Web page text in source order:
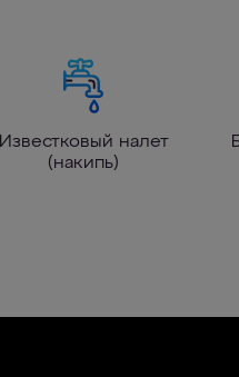
Известковый налет
(накипь)